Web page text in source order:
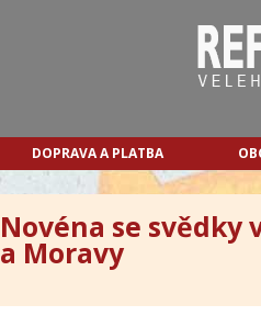
DOPRAVA A PLATBA
Novéna se svědky
a Moravy